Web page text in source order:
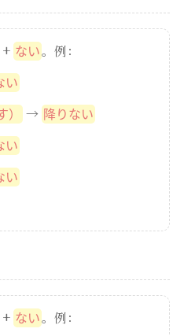
+ ない。例：
い
→ 降りない
い
い
+ ない。例：